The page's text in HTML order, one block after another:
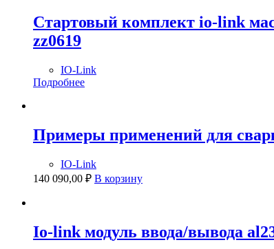
Стартовый комплект io-link
zz0619
IO-Link
Подробнее
Примеры применений для
IO-Link
140 090,00 ₽ В корзину
Io-link модуль ввода/вывода